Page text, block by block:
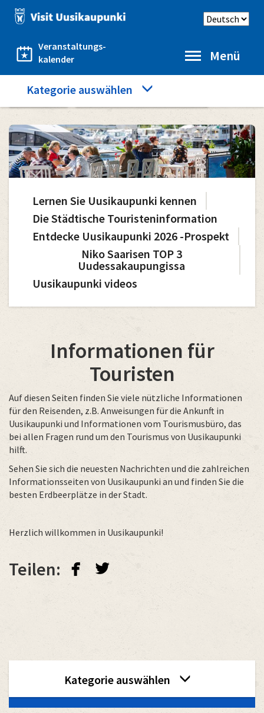
Direkt
zum
Veranstaltungs-
kalender
Sprache
Menü
Category
menu
Kategorie auswählen
Startseite Informationen für Touristen
Main
navigation
Lernen Sie Uusikaupunki kennen
Die Städtische Touristeninformation
Entdecke Uusikaupunki 2026 -Prospekt
Niko Saarisen TOP 3
Uudessakaupungissa
Uusikaupunki videos
Informationen für
Touristen
Auf diesen Seiten finden Sie viele nützliche Informationen
für den Reisenden, z.B. Anweisungen für die Ankunft in
Uusikaupunki und Informationen vom Tourismusbüro, das
bei allen Fragen rund um den Tourismus von Uusikaupunki
hilft.
Sehen Sie sich die neuesten Nachrichten und die zahlreichen
Informationsseiten von Uusikaupunki an und finden Sie die
besten Erdbeerplätze in der Stadt.
Herzlich willkommen in Uusikaupunki!
Teilen: facebook twitterbird
category
menu
Kategorie auswählen